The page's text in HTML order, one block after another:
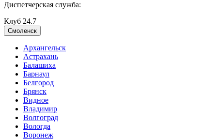
Диспетчерская служба:
Клуб 24.7
Смоленск
Архангельск
Астрахань
Балашиха
Барнаул
Белгород
Брянск
Видное
Владимир
Волгоград
Вологда
Воронеж